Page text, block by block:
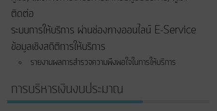
ติดต่อ
ระบบการให้บริการ ผ่านช่องทางออนไลน์ E-Service
ข้อมูลเชิงสถิติการให้บริการ
รายงานผลการสำรวจความพึงพอใจในการให้บริการ
การบริหารเงินงบประมาณ